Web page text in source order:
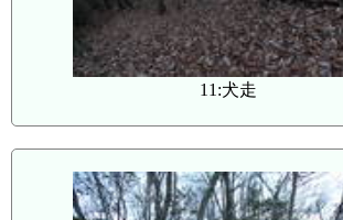
11:犬走